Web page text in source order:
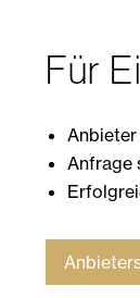
Für
Anfrage